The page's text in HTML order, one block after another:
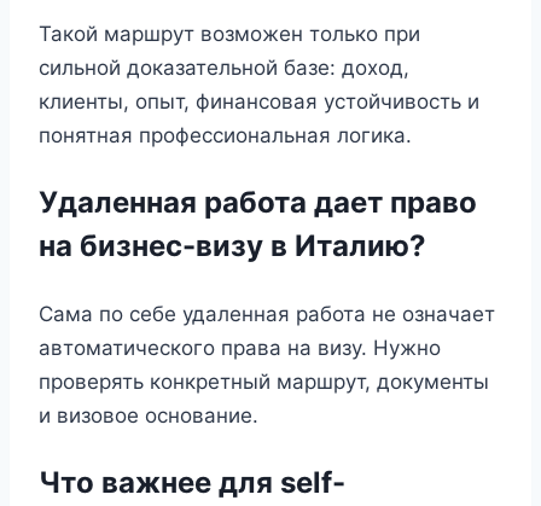
Такой маршрут возможен только при
сильной доказательной базе: доход,
клиенты, опыт, финансовая устойчивость и
понятная профессиональная логика.
Удаленная работа дает право
на бизнес-визу в Италию?
Сама по себе удаленная работа не означает
автоматического права на визу. Нужно
проверять конкретный маршрут, документы
и визовое основание.
Что важнее для self-